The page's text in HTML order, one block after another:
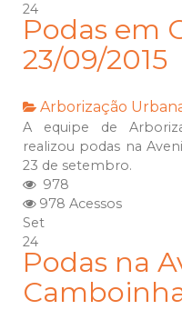
24
Podas em
23/09/2015
Arborização
A equipe de
realizou podas na
23 de setembro.
978
978 Acessos
Set
24
Podas na